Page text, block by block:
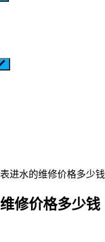
进水的维修价格多少钱
修价格多少钱